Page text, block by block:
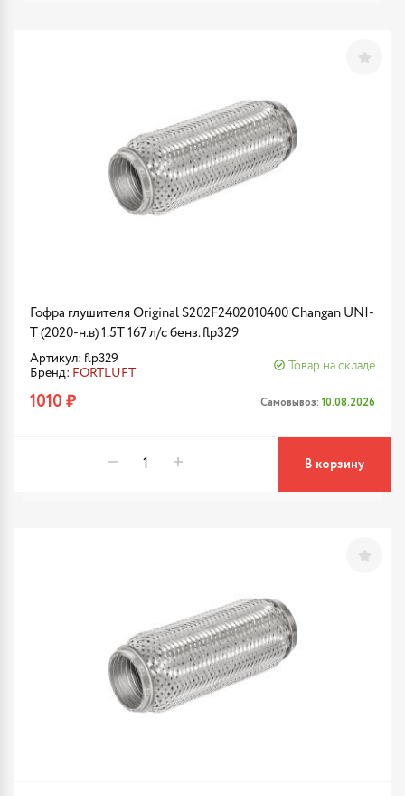
Гофра глушителя Original S202F2402010400 Changan UNI-
T (2020-н.в) 1.5T 167 л/с бенз. flp329
Артикул: flp329
Бренд: FORTLUFT
Товар на складе
1010 ₽ Самовывоз: 10.08.2026
В корзину